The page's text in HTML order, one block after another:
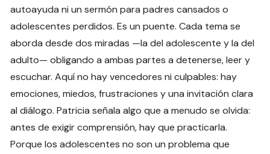
autoayuda ni un sermón para padres cansados o
adolescentes perdidos. Es un puente. Cada tema se
aborda desde dos miradas —la del adolescente y la del
adulto— obligando a ambas partes a detenerse, leer y
escuchar. Aquí no hay vencedores ni culpables: hay
emociones, miedos, frustraciones y una invitación clara
al diálogo. Patricia señala algo que a menudo se olvida:
antes de exigir comprensión, hay que practicarla.
Porque los adolescentes no son un problema que